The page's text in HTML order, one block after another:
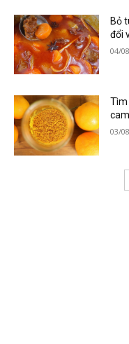
Bỏ
đổi
04/
Tìm
03/